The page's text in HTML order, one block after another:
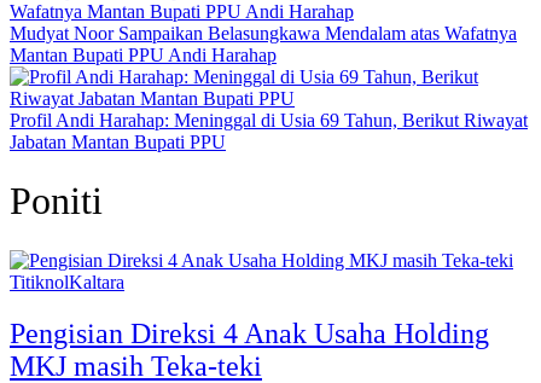
Mudyat Noor Sampaikan Belasungkawa Mendalam atas Wafatnya
Mantan Bupati PPU Andi Harahap
Profil Andi Harahap: Meninggal di Usia 69 Tahun, Berikut Riwayat
Jabatan Mantan Bupati PPU
Poniti
TitiknolKaltara
Pengisian Direksi 4 Anak Usaha Holding
MKJ masih Teka-teki